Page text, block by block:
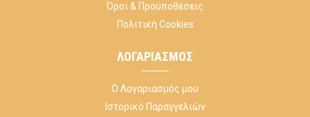
Όροι & Προϋποθέσεις
Πολιτική Cookies
ΛΟΓΑΡΙΑΣΜΌΣ
Ο Λογαριασμός μου
Ιστορικό Παραγγελιών